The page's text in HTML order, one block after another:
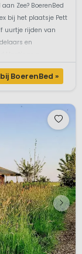
Zee? BoerenBed
bij het plaatsje Pett
uurtje rijden van
en
BoerenBed »